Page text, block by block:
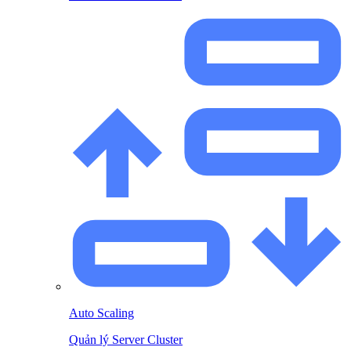
Auto Scaling
Quản lý Server Cluster